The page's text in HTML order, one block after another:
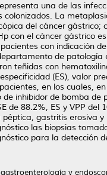
una de las
colonizados. La
del cáncer
con el cáncer gástrico
con indicación
de
teñidas con
(ES), valor
en los cuales,
inhibidor de bomba
de 88.2%, ES y VPP
gastritis erosiva
las biopsias
para la detección
y